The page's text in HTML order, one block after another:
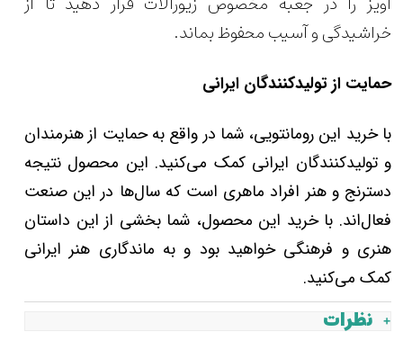
خراشیدگی و آسیب محفوظ بماند.
حمایت از تولیدکنندگان ایرانی
با خرید این رومانتویی، شما در واقع به حمایت از هنرمندان
و تولیدکنندگان ایرانی کمک می‌کنید. این محصول نتیجه
دسترنج و هنر افراد ماهری است که سال‌ها در این صنعت
فعال‌اند. با خرید این محصول، شما بخشی از این داستان
هنری و فرهنگی خواهید بود و به ماندگاری هنر ایرانی
کمک می‌کنید.
نظرات